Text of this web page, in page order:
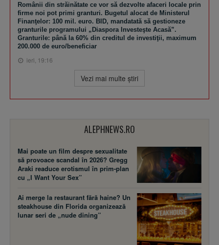
Românii din străinătate ce vor să dezvolte afaceri locale prin
firme noi pot primi granturi. Bugetul alocat de Ministerul
Finanţelor: 100 mil. euro. BID, mandatată să gestioneze
granturile programului „Diaspora Investeşte Acasă”.
Granturile: până la 60% din creditul de investiţii, maximum
200.000 de euro/beneficiar
ieri, 19:16
Vezi mai multe ştiri
ALEPHNEWS.RO
Mai poate un film despre sexualitate
să provoace scandal în 2026? Gregg
Araki readuce erotismul în prim-plan
cu „I Want Your Sex”
Ai merge la restaurant fără haine? Un
steakhouse din Florida organizează
lunar seri de „nude dining”